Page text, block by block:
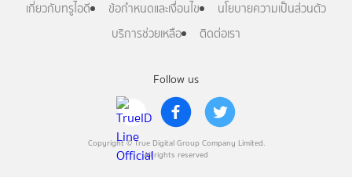
Follow us
Copyright © True Digital Group Company Limited.
All rights reserved
เกี่ยวกับทรูไอดี ข้อกำหนดและเงื่อนไข
นโยบายความเป็นส่วนตัว
บริการช่วยเหลือ
ติดต่อเรา